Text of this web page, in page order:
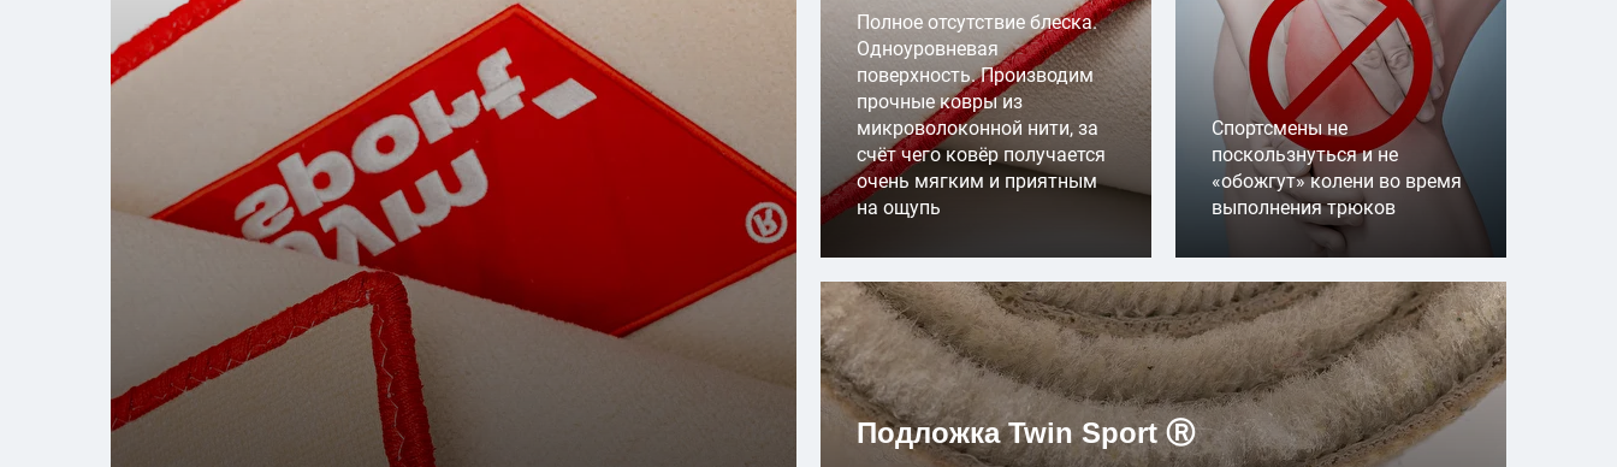
Полное отсутствие блеска.
Одноуровневая
поверхность. Производим
прочные ковры из
микроволоконной нити, за
счёт чего ковёр получается
очень мягким и приятным
на ощупь
Спортсмены не
поскользнуться и не
«обожгут» колени во время
выполнения трюков
Подложка Twin Sport Ⓡ